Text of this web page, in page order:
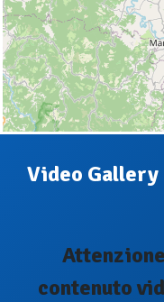
Video Gallery
contenuto